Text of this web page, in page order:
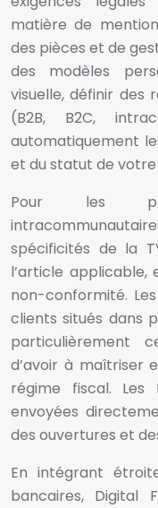
matière de
des pièces et de
des modèles
visuelle, définir des
(B2B, B2C,
automatiquement
et du statut de
Pour les
spécificités de la
l’article applicable,
non-conformité.
clients situés dans
particulièrement
d’avoir à maîtriser
régime fiscal.
envoyées
des ouvertures et
En intégrant
bancaires, Digital